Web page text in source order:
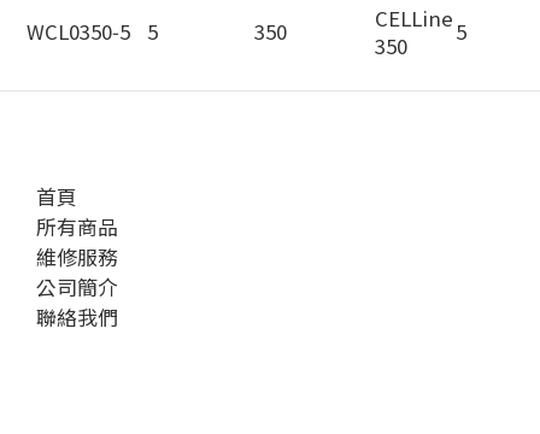
WCL0350‑5
5 350
CELLine
350
5
首頁
所有商品
維修服務
公司簡介
聯絡我們